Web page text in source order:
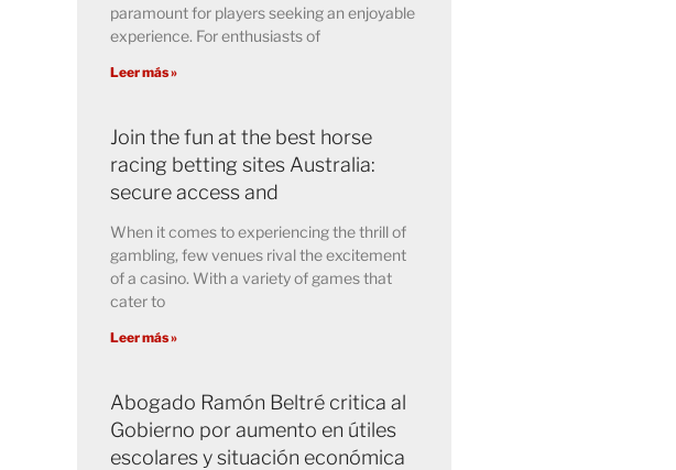
paramount for players seeking an enjoyable
experience. For enthusiasts of
Leer más »
Join the fun at the best horse
racing betting sites Australia:
secure access and
When it comes to experiencing the thrill of
gambling, few venues rival the excitement
of a casino. With a variety of games that
cater to
Leer más »
Abogado Ramón Beltré critica al
Gobierno por aumento en útiles
escolares y situación económica